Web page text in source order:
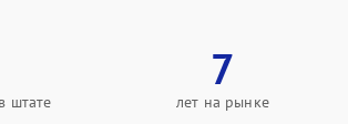
штате
7
лет на рынке